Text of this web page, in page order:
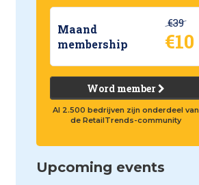
Maand
membership
€39
€10
Word member
Al 2.500 bedrijven zijn onderdeel van
de RetailTrends-community
Upcoming events